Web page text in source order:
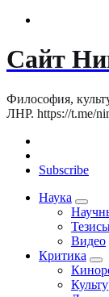
Сайт
Философия,
ЛНР. https://t.me/
Subscribe
Наука
Видео
Критика